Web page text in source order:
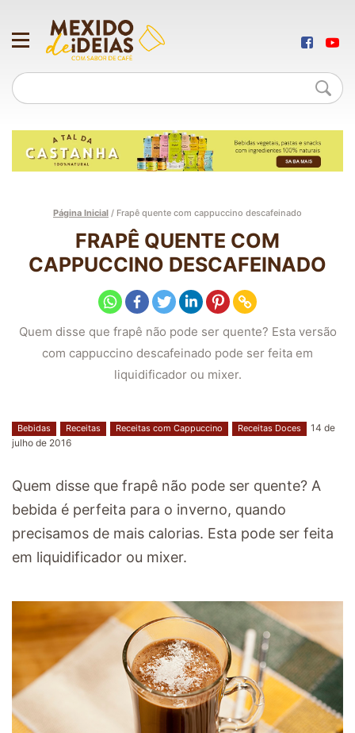
Página Inicial / Frapê quente com cappuccino descafeinado
FRAPÊ QUENTE COM
CAPPUCCINO DESCAFEINADO
Quem disse que frapê não pode ser quente? Esta versão
com cappuccino descafeinado pode ser feita em
liquidificador ou mixer.
Bebidas Receitas Receitas com Cappuccino Receitas Doces
14 de
julho de 2016
Quem disse que frapê não pode ser quente? A
bebida é perfeita para o inverno, quando
precisamos de mais calorias. Esta pode ser feita
em liquidificador ou mixer.